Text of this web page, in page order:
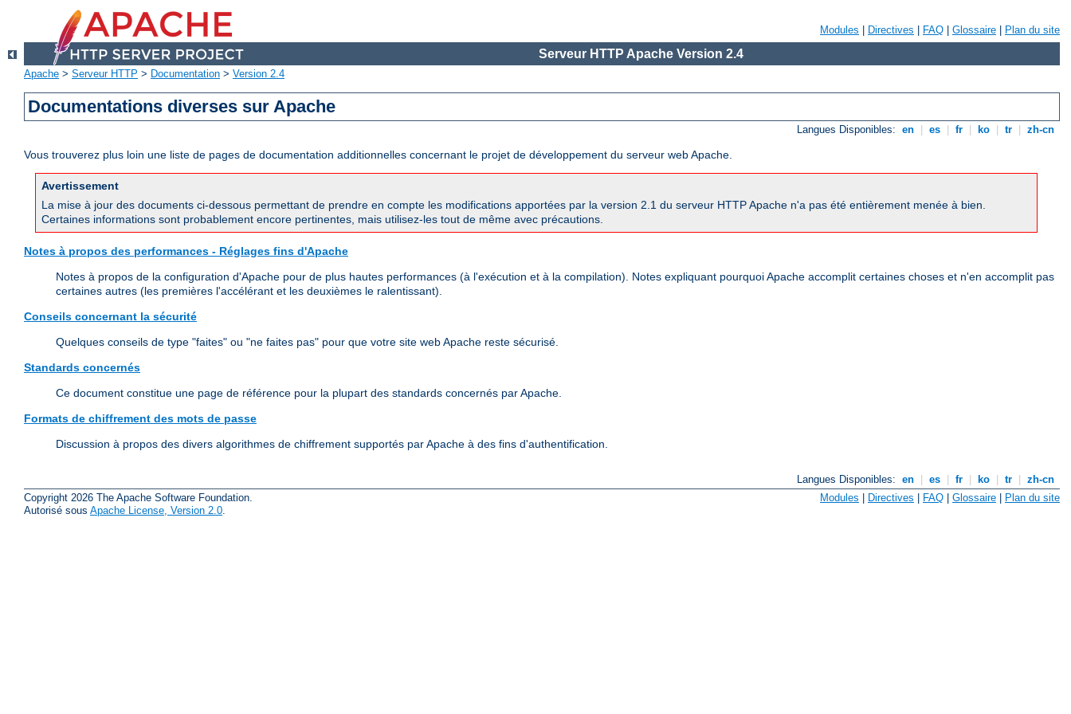
Modules Directives FAQ Glossaire Plan du site
Serveur HTTP Apache Version 2.4
Apache > Serveur HTTP > Documentation > Version 2.4
Documentations diverses sur Apache
Langues Disponibles: en es fr ko tr zh-cn
Vous trouverez plus loin une liste de pages de documentation additionnelles concernant le projet de développement du serveur web Apache.
Avertissement
La mise à jour des documents ci-dessous permettant de prendre en compte les modifications apportées par la version 2.1 du serveur HTTP Apache n'a pas été entièrement menée à bien.
Certaines informations sont probablement encore pertinentes, mais utilisez-les tout de même avec précautions.
Notes à propos des performances - Réglages fins d'Apache
Notes à propos de la configuration d'Apache pour de plus hautes performances (à l'exécution et à la compilation). Notes expliquant pourquoi Apache accomplit certaines choses et n'en accomplit pas
certaines autres (les premières l'accélérant et les deuxièmes le ralentissant).
Conseils concernant la sécurité
Quelques conseils de type "faites" ou "ne faites pas" pour que votre site web Apache reste sécurisé.
Standards concernés
Ce document constitue une page de référence pour la plupart des standards concernés par Apache.
Formats de chiffrement des mots de passe
Discussion à propos des divers algorithmes de chiffrement supportés par Apache à des fins d'authentification.
Langues Disponibles: en es fr ko tr
zh-cn
Copyright 2026 The Apache Software Foundation.
Autorisé sous Apache License, Version 2.0
Modules | Directives | FAQ | Glossaire | Plan du site